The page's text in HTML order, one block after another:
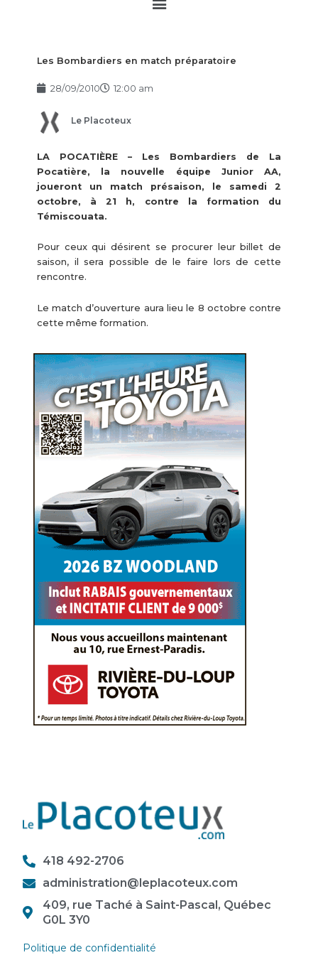
Les Bombardiers en match préparatoire
28/09/2010 12:00 am
Le Placoteux
LA POCATIÈRE – Les Bombardiers de La
Pocatière, la nouvelle équipe Junior AA,
joueront un match présaison, le samedi 2
octobre, à 21 h, contre la formation du
Témiscouata.
Pour ceux qui désirent se procurer leur billet de
saison, il sera possible de le faire lors de cette
rencontre.
Le match d’ouverture aura lieu le 8 octobre contre
cette même formation.
418 492-2706
administration@leplacoteux.com
409, rue Taché à Saint-Pascal, Québec
G0L 3Y0
Politique de confidentialité